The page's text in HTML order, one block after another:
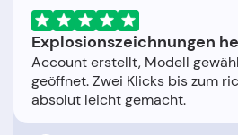
Explosionszeichnungen
Account erstellt, Modell
geöffnet. Zwei Klicks bis zum